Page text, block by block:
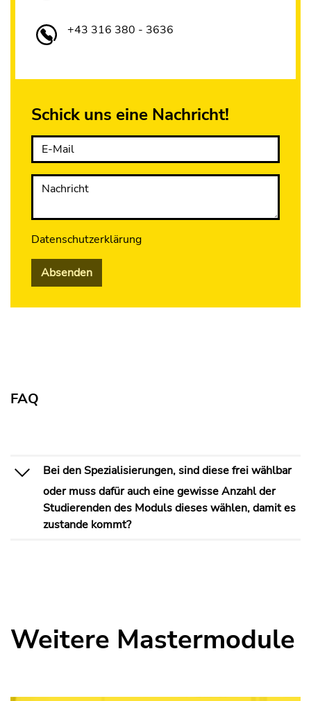
+43 316 380 - 3636
Schick uns eine Nachricht!
E-Mail
Nachricht
Datenschutzerklärung
Absenden
FAQ
Bei den Spezialisierungen, sind diese frei wählbar
oder muss dafür auch eine gewisse Anzahl der
Studierenden des Moduls dieses wählen, damit es
zustande kommt?
Weitere Mastermodule